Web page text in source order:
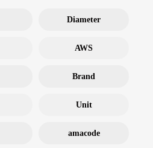
Diameter
AWS
Brand
Unit
amacode